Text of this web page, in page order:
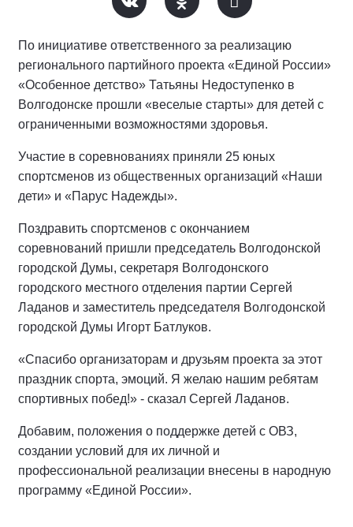
По инициативе ответственного за реализацию
регионального партийного проекта «Единой России»
«Особенное детство» Татьяны Недоступенко в
Волгодонске прошли «веселые старты» для детей с
ограниченными возможностями здоровья.
Участие в соревнованиях приняли 25 юных
спортсменов из общественных организаций «Наши
дети» и «Парус Надежды».
Поздравить спортсменов с окончанием
соревнований пришли председатель Волгодонской
городской Думы, секретаря Волгодонского
городского местного отделения партии Сергей
Ладанов и заместитель председателя Волгодонской
городской Думы Игорт Батлуков.
«Спасибо организаторам и друзьям проекта за этот
праздник спорта, эмоций. Я желаю нашим ребятам
спортивных побед!» - сказал Сергей Ладанов.
Добавим, положения о поддержке детей с ОВЗ,
создании условий для их личной и
профессиональной реализации внесены в народную
программу «Единой России».